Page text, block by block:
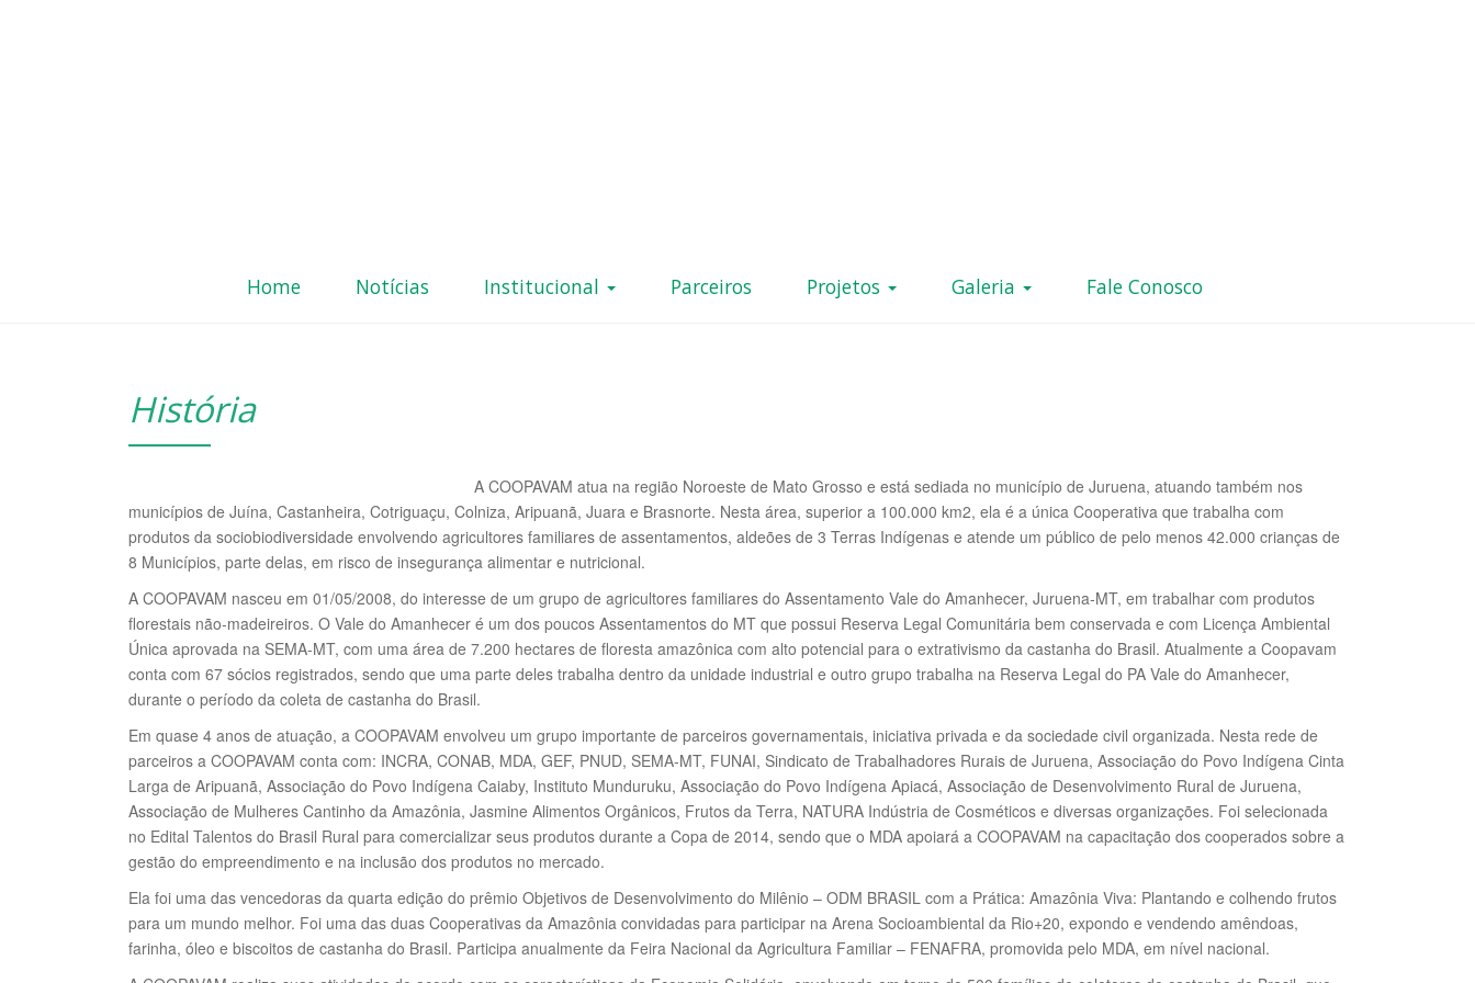
Home Notícias Institucional Parceiros Projetos Galeria Fale Conosco
História
A COOPAVAM atua na região Noroeste de Mato Grosso e está sediada no município de Juruena, atuando também nos
municípios de Juína, Castanheira, Cotriguaçu, Colniza, Aripuanã, Juara e Brasnorte. Nesta área, superior a 100.000 km2, ela é a única Cooperativa que trabalha com
produtos da sociobiodiversidade envolvendo agricultores familiares de assentamentos, aldeões de 3 Terras Indígenas e atende um público de pelo menos 42.000 crianças de
8 Municípios, parte delas, em risco de insegurança alimentar e nutricional.
A COOPAVAM nasceu em 01/05/2008, do interesse de um grupo de agricultores familiares do Assentamento Vale do Amanhecer, Juruena‑MT, em trabalhar com produtos
florestais não-madeireiros. O Vale do Amanhecer é um dos poucos Assentamentos do MT que possui Reserva Legal Comunitária bem conservada e com Licença Ambiental
Única aprovada na SEMA-MT, com uma área de 7.200 hectares de floresta amazônica com alto potencial para o extrativismo da castanha do Brasil. Atualmente a Coopavam
conta com 67 sócios registrados, sendo que uma parte deles trabalha dentro da unidade industrial e outro grupo trabalha na Reserva Legal do PA Vale do Amanhecer,
durante o período da coleta de castanha do Brasil.
Em quase 4 anos de atuação, a COOPAVAM envolveu um grupo importante de parceiros governamentais, iniciativa privada e da sociedade civil organizada. Nesta rede de
parceiros a COOPAVAM conta com: INCRA, CONAB, MDA, GEF, PNUD, SEMA-MT, FUNAI, Sindicato de Trabalhadores Rurais de Juruena, Associação do Povo Indígena Cinta
Larga de Aripuanã, Associação do Povo Indígena Caiaby, Instituto Munduruku, Associação do Povo Indígena Apiacá, Associação de Desenvolvimento Rural de Juruena,
Associação de Mulheres Cantinho da Amazônia, Jasmine Alimentos Orgânicos, Frutos da Terra, NATURA Indústria de Cosméticos e diversas organizações. Foi selecionada
no Edital Talentos do Brasil Rural para comercializar seus produtos durante a Copa de 2014, sendo que o MDA apoiará a COOPAVAM na capacitação dos cooperados sobre a
gestão do empreendimento e na inclusão dos produtos no mercado.
Ela foi uma das vencedoras da quarta edição do prêmio Objetivos de Desenvolvimento do Milênio – ODM BRASIL com a Prática: Amazônia Viva: Plantando e colhendo frutos
para um mundo melhor. Foi uma das duas Cooperativas da Amazônia convidadas para participar na Arena Socioambiental da Rio+20, expondo e vendendo amêndoas,
farinha, óleo e biscoitos de castanha do Brasil. Participa anualmente da Feira Nacional da Agricultura Familiar – FENAFRA, promovida pelo MDA, em nível nacional.